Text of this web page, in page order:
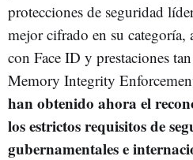
protecciones de seguridad
mejor cifrado en su
con Face ID y prestaciones
Memory Integrity
han obtenido ahora el
los estrictos requisitos de
gubernamentales e